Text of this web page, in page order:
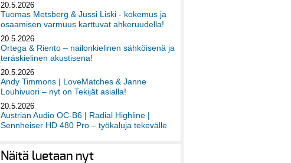
20.5.2026
Tuomas Metsberg & Jussi Liski - kokemus ja
osaamisen varmuus karttuvat ahkeruudella!
20.5.2026
Ortega & Riento – nailonkielinen sähköisenä ja
teräskielinen akustisena!
20.5.2026
Andy Timmons | LoveMatches & Janne
Louhivuori – nyt on Tekijät asialla!
20.5.2026
Austrian Audio OC-B6 | Radial Highline |
Sennheiser HD 480 Pro – työkaluja tekevälle
Näitä luetaan nyt